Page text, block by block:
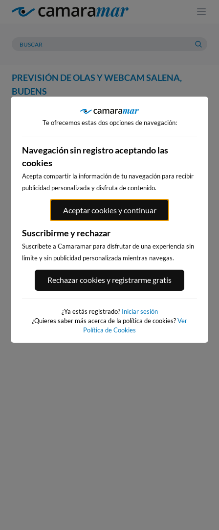
PREVISIÓN DE OLAS Y WEBCAM SALENA,
BUDENS
PREVISIÓN METEOROLOGÍA
WEBCAM SALENA, BUDENS
WEBCAMS CERCANAS
PLAYA DEL PALMAR, VEJER
DE LA FRONTERA
262km · Vejer de la Frontera
PLATO
0.1 m CHOPI
Te ofrecemos estas dos opciones de navegación:
Navegación sin registro aceptando las
cookies
Acepta compartir la información de tu navegación para recibir
publicidad personalizada y disfruta de contenido.
Aceptar cookies y continuar
Suscribirme y rechazar
Suscríbete a Camaramar para disfrutar de una experiencia sin
límite y sin publicidad personalizada mientras navegas.
Rechazar cookies y registrarme gratis
¿Ya estás registrado? Iniciar sesión
¿Quieres saber más acerca de la política de cookies?Ver
Política de Cookies